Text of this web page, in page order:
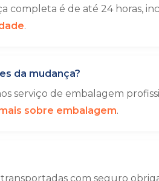
completa é de até 24 horas,
.
da mudança?
serviço de embalagem
sobre embalagem.
transportadas com seguro